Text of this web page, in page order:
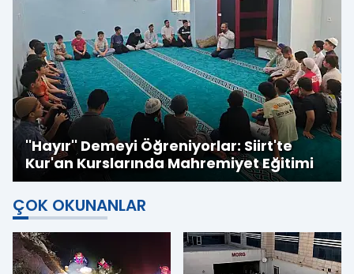
''Hayır'' Demeyi Öğreniyorlar: Siirt'te
Kur'an Kurslarında Mahremiyet Eğitimi
ÇOK OKUNANLAR